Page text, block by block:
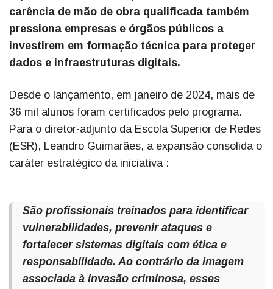
carência de mão de obra qualificada também
pressiona empresas e órgãos públicos a
investirem em formação técnica para proteger
dados e infraestruturas digitais.
Desde o lançamento, em janeiro de 2024, mais de
36 mil alunos foram certificados pelo programa.
Para o diretor-adjunto da Escola Superior de Redes
(ESR), Leandro Guimarães, a expansão consolida o
caráter estratégico da iniciativa :
São profissionais treinados para identificar
vulnerabilidades, prevenir ataques e
fortalecer sistemas digitais com ética e
responsabilidade. Ao contrário da imagem
associada à invasão criminosa, esses